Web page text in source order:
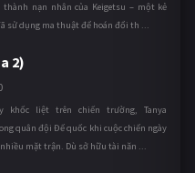
nạn nhân của Keigetsu – một kẻ
sử dụng ma thuật để hoán đổi th ...
2)
khốc liệt trên chiến trường, Tanya
quân đội Đế quốc khi cuộc chiến ngày
mặt trận. Dù sở hữu tài năn ...